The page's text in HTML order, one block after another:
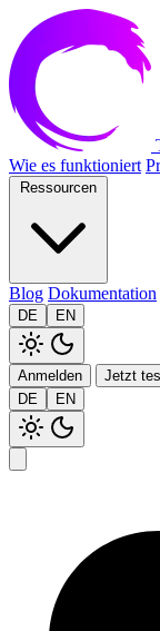
Wie es funktioniert
Blog Dokumentation
DE EN
Anmelden
Jetzt
DE
EN